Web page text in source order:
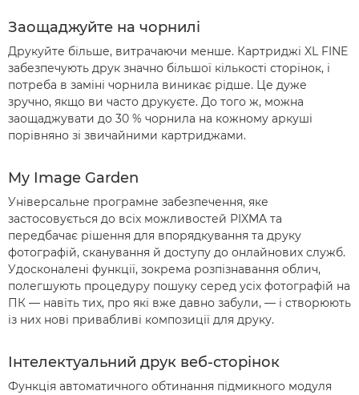
Заощаджуйте на чорнилі
Друкуйте більше, витрачаючи менше. Картриджі XL FINE
забезпечують друк значно більшої кількості сторінок, і
потреба в заміні чорнила виникає рідше. Це дуже
зручно, якщо ви часто друкуєте. До того ж, можна
заощаджувати до 30 % чорнила на кожному аркуші
порівняно зі звичайними картриджами.
My Image Garden
Універсальне програмне забезпечення, яке
застосовується до всіх можливостей PIXMA та
передбачає рішення для впорядкування та друку
фотографій, сканування й доступу до онлайнових служб.
Удосконалені функції, зокрема розпізнавання облич,
полегшують процедуру пошуку серед усіх фотографій на
ПК — навіть тих, про які вже давно забули, — і створюють
із них нові привабливі композиції для друку.
Інтелектуальний друк веб-сторінок
Функція автоматичного обтинання підмикного модуля